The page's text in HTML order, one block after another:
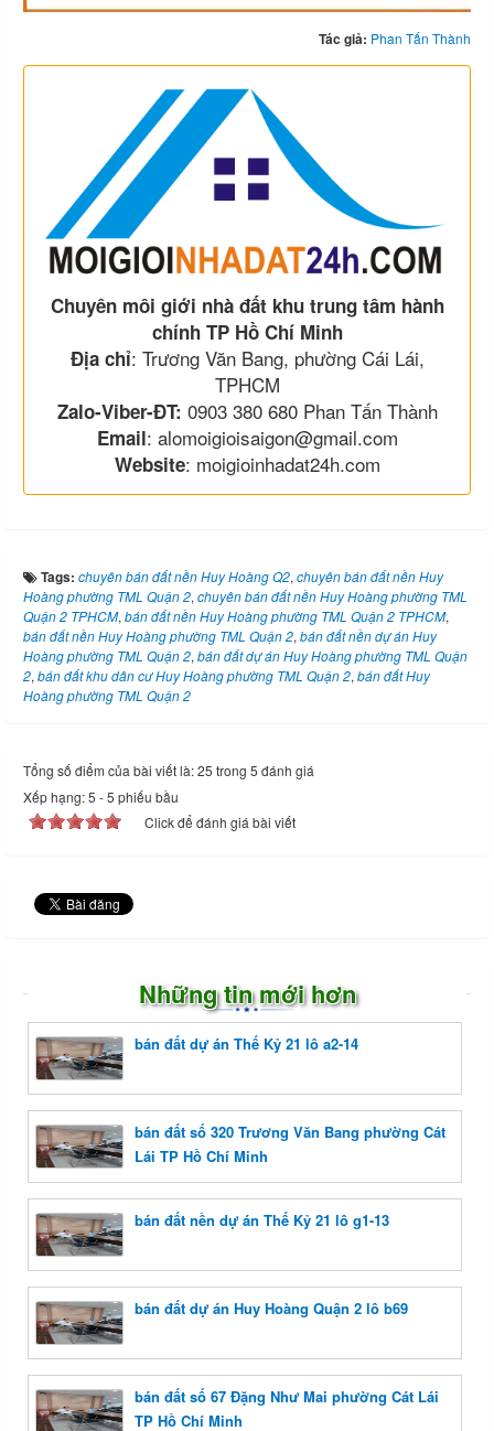
Tác giả: Phan Tấn Thành
Chuyên môi giới nhà đất khu trung tâm hành
chính TP Hồ Chí Minh
Địa chỉ: Trương Văn Bang, phường Cái Lái,
TPHCM
Zalo-Viber-ĐT: 0903 380 680 Phan Tấn Thành
Email: alomoigioisaigon@gmail.com
Website: moigioinhadat24h.com
Tags: chuyên bán đất nền Huy Hoàng Q2, chuyên bán đất nền Huy
Hoàng phường TML Quận 2, chuyên bán đất nền Huy Hoàng phường TML
Quận 2 TPHCM, bán đất nền Huy Hoàng phường TML Quận 2 TPHCM,
bán đất nền Huy Hoàng phường TML Quận 2, bán đất nền dự án Huy
Hoàng phường TML Quận 2, bán đất dự án Huy Hoàng phường TML Quận
2, bán đất khu dân cư Huy Hoàng phường TML Quận 2, bán đất Huy
Hoàng phường TML Quận 2
Tổng số điểm của bài viết là: 25 trong 5 đánh giá
Xếp hạng:5 -5 phiếu bầu
Click để đánh giá bài viết
Những tin mới hơn
bán đất dự án Thế Kỷ 21 lô a2-14
bán đất số 320 Trương Văn Bang phường Cát
Lái TP Hồ Chí Minh
bán đất nền dự án Thế Kỷ 21 lô g1-13
bán đất dự án Huy Hoàng Quận 2 lô b69
bán đất số 67 Đặng Như Mai phường Cát Lái
TP Hồ Chí Minh